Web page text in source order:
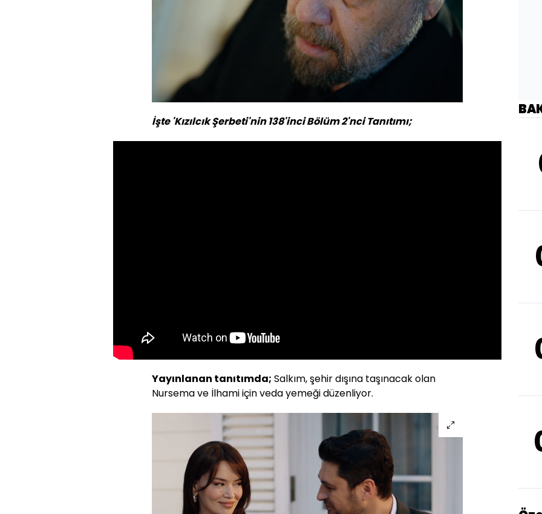
İşte 'Kızılcık Şerbeti'nin 138'inci Bölüm 2'nci Tanıtımı;
Yayınlanan tanıtımda; Salkım, şehir dışına taşınacak olan
Nursema ve İlhami için veda yemeği düzenliyor.